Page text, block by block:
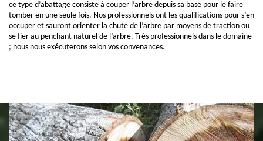
ce type d’abattage consiste à couper l’arbre depuis sa base pour le faire
tomber en une seule fois. Nos professionnels ont les qualifications pour s’en
occuper et sauront orienter la chute de l’arbre par moyens de traction ou
se fier au penchant naturel de l’arbre. Très professionnels dans le domaine
; nous nous exécuterons selon vos convenances.